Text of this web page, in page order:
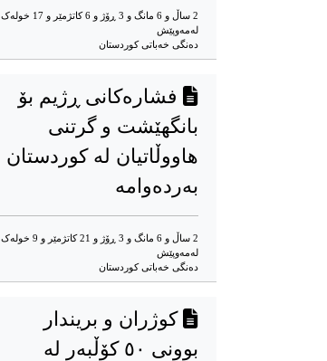
2 ساڵ و 6 مانگ و 3 ڕۆژ و 6 کاتژمێر و 17 خوله‌ک
له‌مه‌وپێش‌
دەنگی خەباتی کوردستان
فشارەکانی ڕژیم بۆ
بانگهێشت و گرتنی
هاووڵاتیان لە کوردستان
بەردەوامە
2 ساڵ و 6 مانگ و 3 ڕۆژ و 21 کاتژمێر و 9 خوله‌ک
له‌مه‌وپێش‌
دەنگی خەباتی کوردستان
کوژران و بریندار
بوونی ٥٠ کۆڵبەر لە